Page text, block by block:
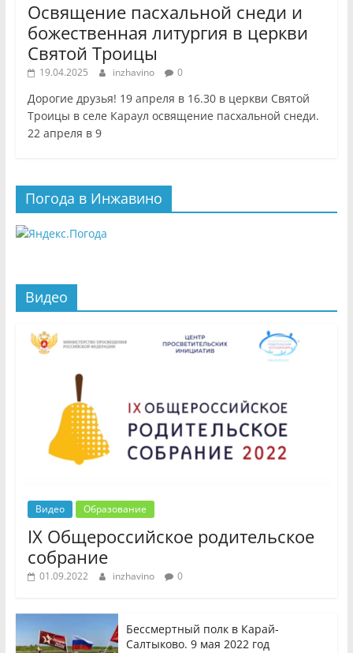
Освящение пасхальной снеди и
божественная литургия в церкви
Святой Троицы
19.04.2025 inzhavino 0
Дорогие друзья! 19 апреля в 16.30 в церкви Святой
Троицы в селе Караул освящение пасхальной снеди.
22 апреля в 9
Погода в Инжавино
Видео
Видео Образование
IX Общероссийское родительское
собрание
01.09.2022 inzhavino 0
Бессмертный полк в Карай-
Салтыково. 9 мая 2022 год